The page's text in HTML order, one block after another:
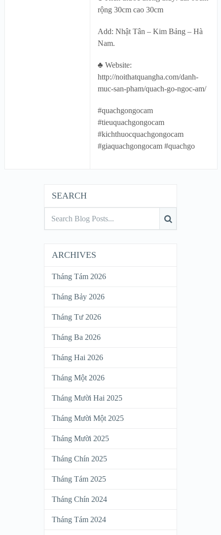
rộng 30cm cao 30cm
Add: Nhật Tân – Kim Bảng – Hà
Nam.
♣ Website:
http://noithatquangha.com/danh-
muc-san-pham/quach-go-ngoc-am/
#quachgongocam
#tieuquachgongocam
#kichthuocquachgongocam
#giaquachgongocam #quachgo
SEARCH
ARCHIVES
Tháng Tám 2026
Tháng Bảy 2026
Tháng Tư 2026
Tháng Ba 2026
Tháng Hai 2026
Tháng Một 2026
Tháng Mười Hai 2025
Tháng Mười Một 2025
Tháng Mười 2025
Tháng Chín 2025
Tháng Tám 2025
Tháng Chín 2024
Tháng Tám 2024